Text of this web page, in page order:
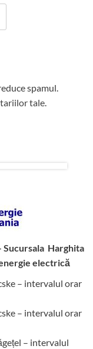
spamul.
tale.
Sucursala Harghita
electrică
– intervalul orar
– intervalul orar
– intervalul